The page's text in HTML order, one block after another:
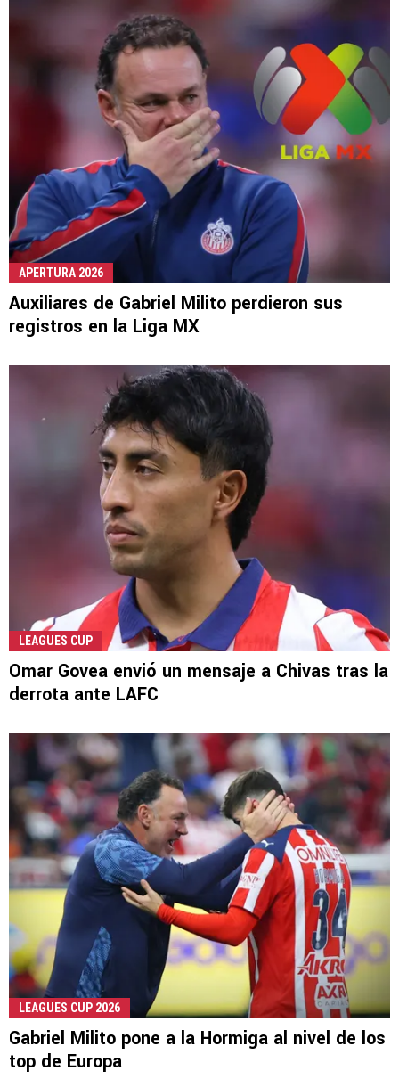
APERTURA 2026
Auxiliares de Gabriel Milito perdieron sus
registros en la Liga MX
LEAGUES CUP
Omar Govea envió un mensaje a Chivas tras la
derrota ante LAFC
LEAGUES CUP 2026
Gabriel Milito pone a la Hormiga al nivel de los
top de Europa